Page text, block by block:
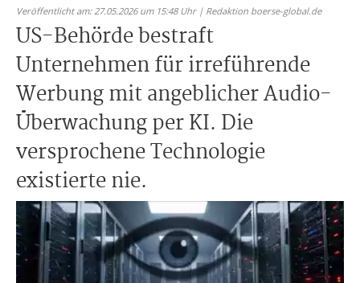
Veröffentlicht am: 27.05.2026 um 15:48 Uhr | Redaktion boerse-global.de
US-Behörde bestraft
Unternehmen für irreführende
Werbung mit angeblicher Audio-
Überwachung per KI. Die
versprochene Technologie
existierte nie.